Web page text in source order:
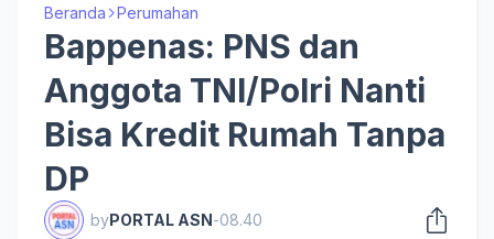
Beranda Perumahan
Bappenas: PNS dan
Anggota TNI/Polri Nanti
Bisa Kredit Rumah Tanpa
DP
byPORTAL ASN-08.40